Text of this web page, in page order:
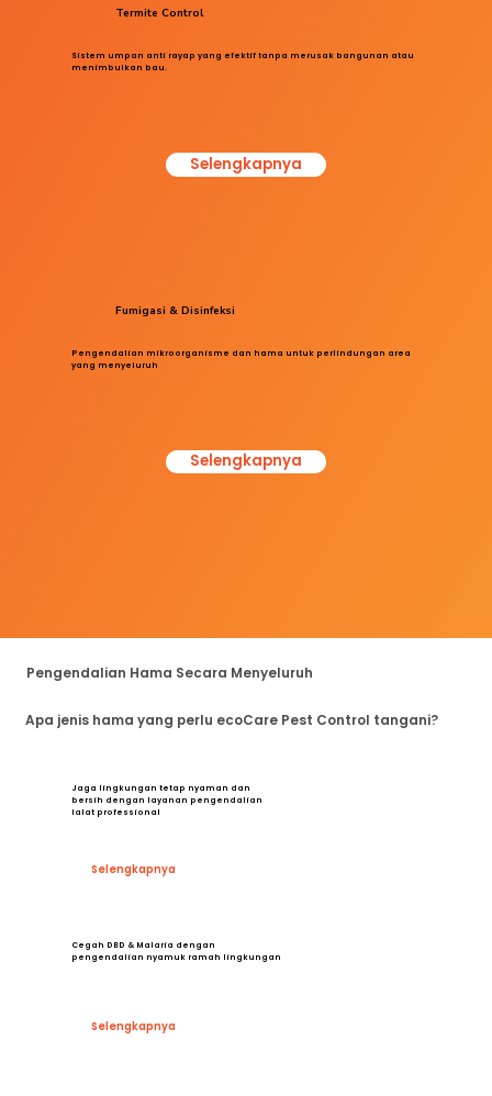
Sistem umpan anti rayap yang efektif tanpa merusak bangunan atau
menimbulkan bau.
Termite Control
Selengkapnya
Pengendalian mikroorganisme dan hama untuk perlindungan area
yang menyeluruh
Fumigasi & Disinfeksi
Selengkapnya
Jaga lingkungan tetap nyaman dan
bersih dengan layanan pengendalian
lalat professional
Selengkapnya
Cegah DBD & Malaria dengan
pengendalian nyamuk ramah lingkungan
Selengkapnya
Pengendalian Hama Secara Menyeluruh
Apa jenis hama yang perlu ecoCare Pest Control tangani?